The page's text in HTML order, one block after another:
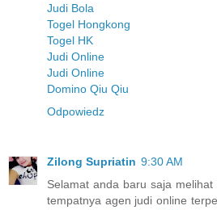
Judi Bola
Togel Hongkong
Togel HK
Judi Online
Judi Online
Domino Qiu Qiu
Odpowiedz
Zilong Supriatin 9:30 AM
Selamat anda baru saja
tempatnya agen judi online